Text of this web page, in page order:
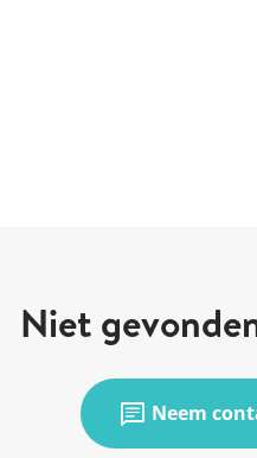
Niet
chat Neem